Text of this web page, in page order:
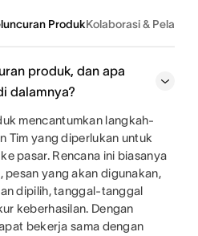
ProdukKolaborasi &
produk, dan apa
dalamnya?
mencantumkan langkah-
Tim yang diperlukan untuk
pasar. Rencana ini biasanya
pesan yang akan digunakan,
dipilih, tanggal-tanggal
keberhasilan. Dengan
bekerja sama dengan